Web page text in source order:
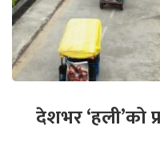
देशभर ‘हली’को